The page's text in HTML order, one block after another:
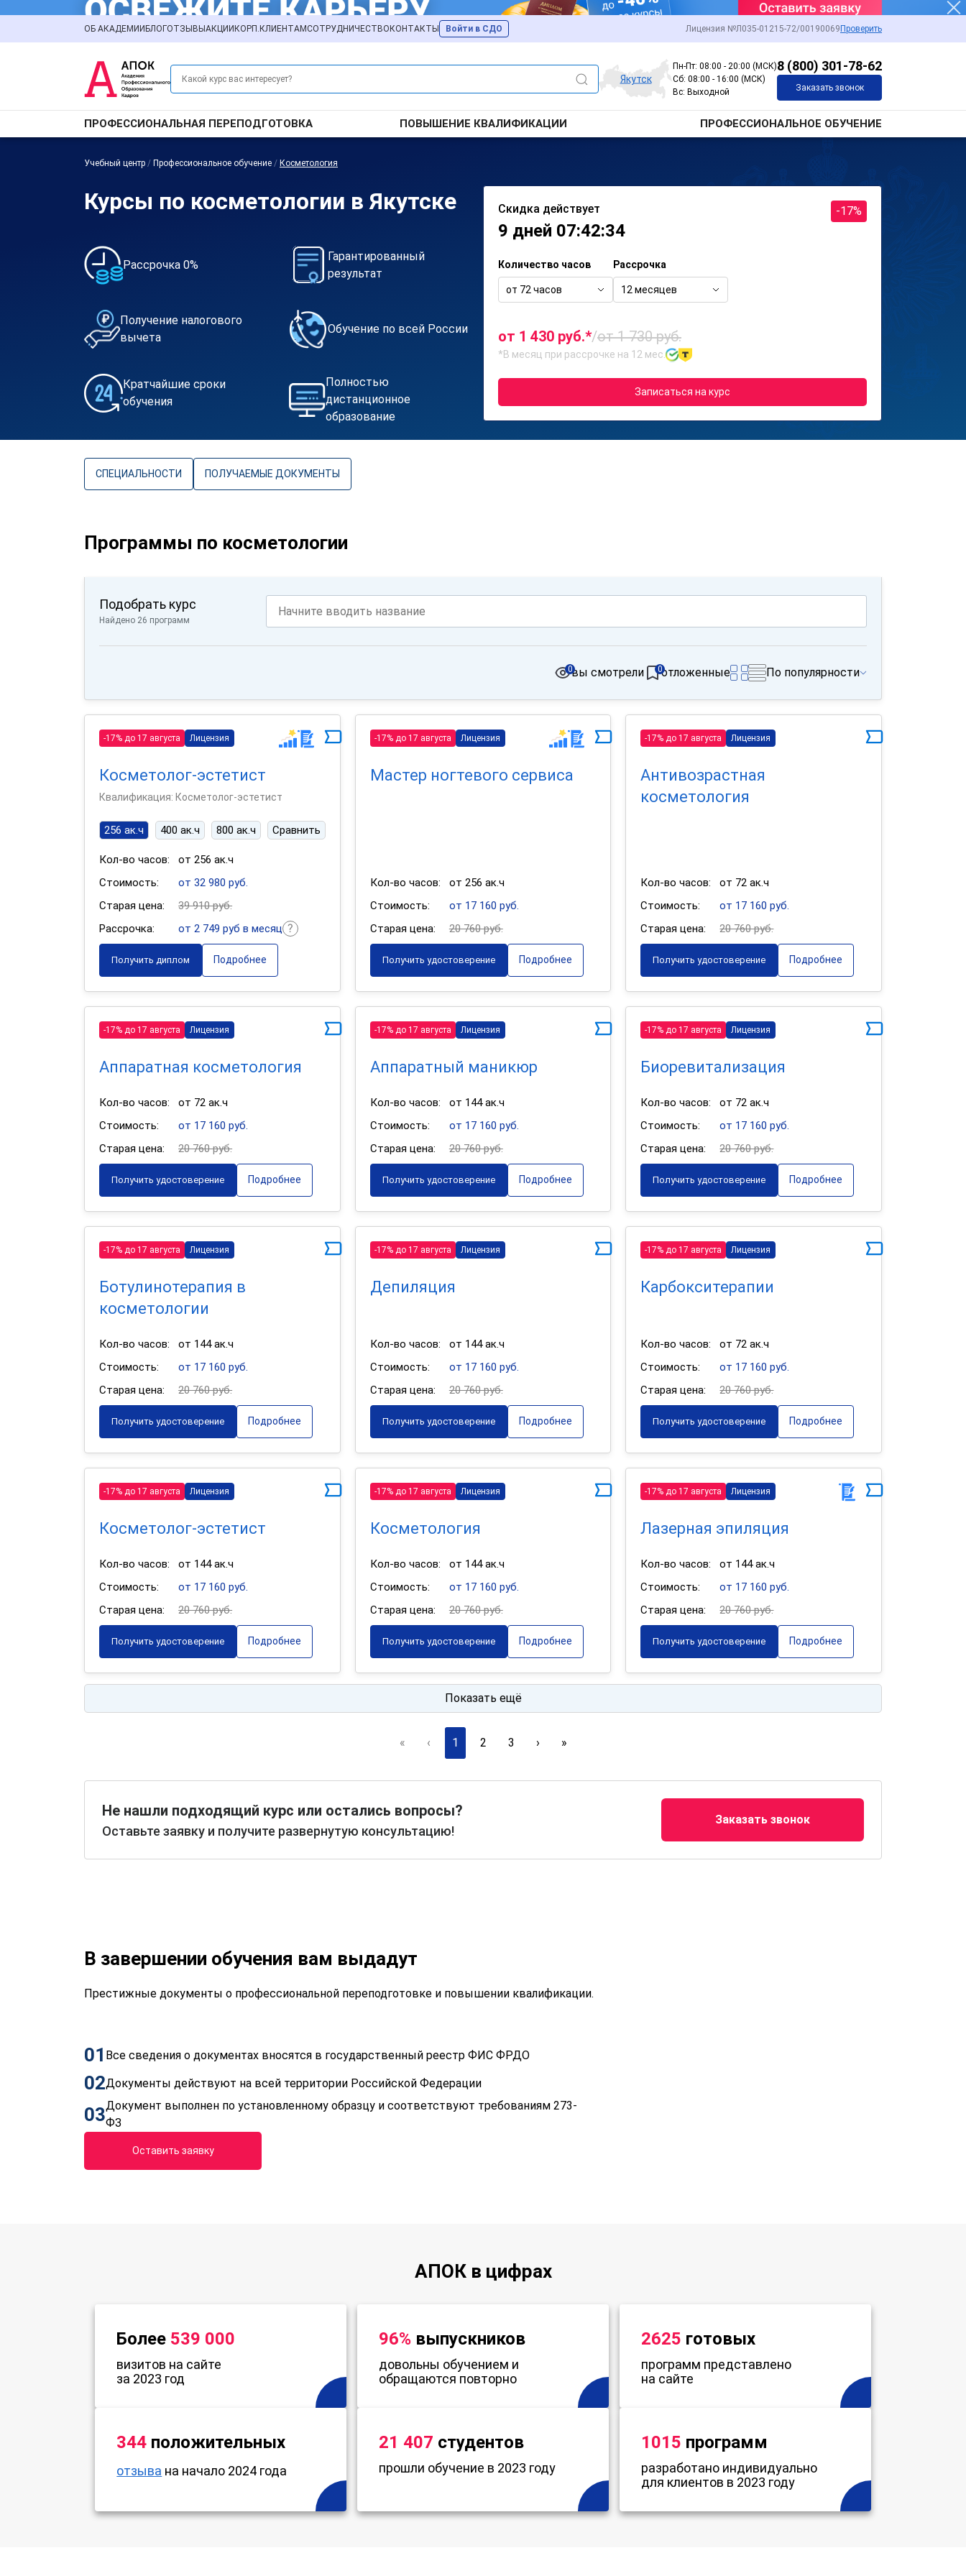
ОБ АКАДЕМИИ БЛОГОТЗЫВЫ АКЦИИ КОРП.КЛИЕНТАМСОТРУДНИЧЕСТВО КОНТАКТЫ Войти в СДО Лицензия №Л035-01215-72/00190069 Проверить
Якутск
Пн-Пт: 08:00 - 20:00 (МСК)
Сб: 08:00 - 16:00 (МСК)
Вс: Выходной
8 (800) 301-78-62
Заказать звонок
ПРОФЕССИОНАЛЬНАЯ ПЕРЕПОДГОТОВКА ПОВЫШЕНИЕ КВАЛИФИКАЦИИ ПРОФЕССИОНАЛЬНОЕ ОБУЧЕНИЕ
Учебный центр / Профессиональное обучение / Косметология
Курсы по косметологии в Якутске
Рассрочка 0%
Гарантированный
результат
Получение налогового
вычета
Обучение по всей России
Кратчайшие сроки
обучения
Полностью
дистанционное
образование
Скидка действует
9 дней 07:42:34
-17%
Количество часов
от 72 часов
Рассрочка
12 месяцев
от 1 430 руб.*/от 1 730 руб.
*В месяц при рассрочке на 12 мес.
Записаться на курс
СПЕЦИАЛЬНОСТИ ПОЛУЧАЕМЫЕ ДОКУМЕНТЫ
Программы по косметологии
Подобрать курс
Найдено 26 программ
вы смотрели
0 отложенные
0 По популярности
-17% до 17 августа Лицензия
Косметолог-эстетист
Квалификация: Косметолог-эстетист
256 ак.ч 400 ак.ч 800 ак.ч Сравнить
Кол-во часов:
от 256 ак.ч
Стоимость:
от 32 980 руб.
Старая цена:
39 910 руб.
Рассрочка:
от 2 749 руб в месяц
Получить диплом Подробнее
-17% до 17 августа Лицензия
Мастер ногтевого сервиса
Кол-во часов:
от 256 ак.ч
Стоимость:
от 17 160 руб.
Старая цена:
20 760 руб.
Получить удостоверение Подробнее
-17% до 17 августа Лицензия
Антивозрастная
косметология
Кол-во часов:
от 72 ак.ч
Стоимость:
от 17 160 руб.
Старая цена:
20 760 руб.
Получить удостоверение Подробнее
-17% до 17 августа Лицензия
Аппаратная косметология
Кол-во часов:
от 72 ак.ч
Стоимость:
от 17 160 руб.
Старая цена:
20 760 руб.
Получить удостоверение Подробнее
-17% до 17 августа Лицензия
Аппаратный маникюр
Кол-во часов:
от 144 ак.ч
Стоимость:
от 17 160 руб.
Старая цена:
20 760 руб.
Получить удостоверение Подробнее
-17% до 17 августа Лицензия
Биоревитализация
Кол-во часов:
от 72 ак.ч
Стоимость:
от 17 160 руб.
Старая цена:
20 760 руб.
Получить удостоверение Подробнее
-17% до 17 августа Лицензия
Ботулинотерапия в
косметологии
Кол-во часов:
от 144 ак.ч
Стоимость:
от 17 160 руб.
Старая цена:
20 760 руб.
Получить удостоверение Подробнее
-17% до 17 августа Лицензия
Депиляция
Кол-во часов:
от 144 ак.ч
Стоимость:
от 17 160 руб.
Старая цена:
20 760 руб.
Получить удостоверение Подробнее
-17% до 17 августа Лицензия
Карбокситерапии
Кол-во часов:
от 72 ак.ч
Стоимость:
от 17 160 руб.
Старая цена:
20 760 руб.
Получить удостоверение Подробнее
-17% до 17 августа Лицензия
Косметолог-эстетист
Кол-во часов:
от 144 ак.ч
Стоимость:
от 17 160 руб.
Старая цена:
20 760 руб.
Получить удостоверение Подробнее
-17% до 17 августа Лицензия
Косметология
Кол-во часов:
от 144 ак.ч
Стоимость:
от 17 160 руб.
Старая цена:
20 760 руб.
Получить удостоверение Подробнее
-17% до 17 августа Лицензия
Лазерная эпиляция
Кол-во часов:
от 144 ак.ч
Стоимость:
от 17 160 руб.
Старая цена:
20 760 руб.
Получить удостоверение Подробнее
Показать ещё
« ‹ 1 2 3 › »
Не нашли подходящий курс или остались вопросы?
Оставьте заявку и получите развернутую консультацию!
Заказать звонок
В завершении обучения вам выдадут
Престижные документы о профессиональной переподготовке и повышении квалификации.
01 Все сведения о документах вносятся в государственный реестр ФИС ФРДО
02Документы действуют на всей территории Российской Федерации
03Документ выполнен по установленному образцу и соответствуют требованиям 273-
ФЗ
Оставить заявку
АПОК в цифрах
Более 539 000
визитов на сайте
за 2023 год
96% выпускников
довольны обучением и
обращаются повторно
2625 готовых
программ представлено
на сайте
344 положительных
отзыва на начало 2024 года
21 407 студентов
прошли обучение в 2023 году
1015 программ
разработано индивидуально
для клиентов в 2023 году